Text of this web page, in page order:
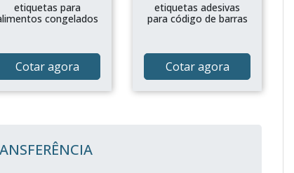
etiquetas para
congelados
Cotar agora
etiquetas adesivas
para código de barras
Cotar agora